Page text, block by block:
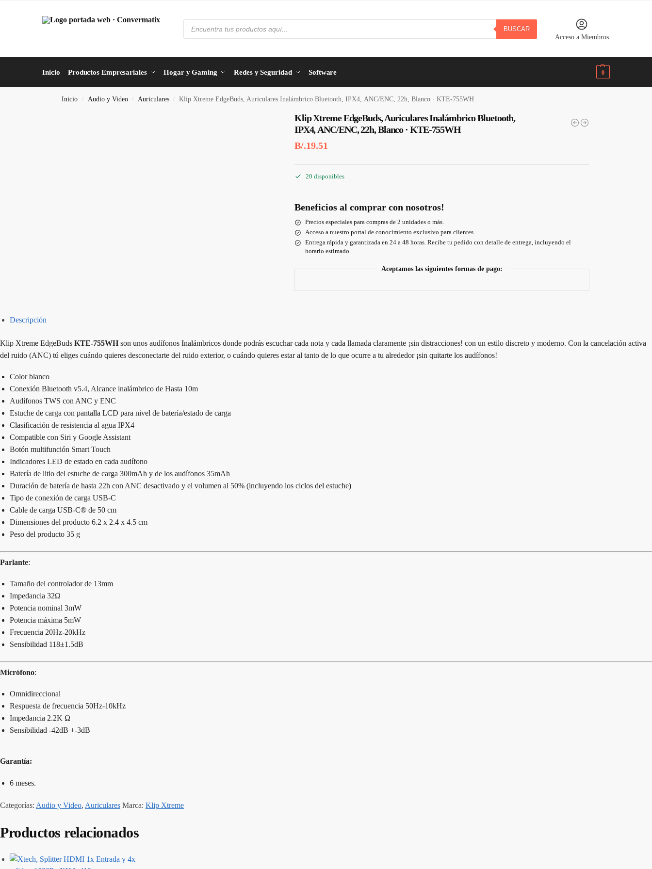
BUSCAR
Acceso a Miembros
Inicio Productos Empresariales Hogar y Gaming Redes y Seguridad Software 0
Inicio / Audio y Video / Auriculares / Klip Xtreme EdgeBuds, Auriculares Inalámbrico Bluetooth, IPX4, ANC/ENC, 22h, Blanco · KTE-755WH
Klip Xtreme EdgeBuds, Auriculares Inalámbrico Bluetooth,
IPX4, ANC/ENC, 22h, Blanco · KTE-755WH
B/.19.51
20 disponibles
Beneficios al comprar con nosotros!
Precios especiales para compras de 2 unidades o más.
Acceso a nuestro portal de conocimiento exclusivo para clientes
Entrega rápida y garantizada en 24 a 48 horas. Recibe tu pedido con detalle de entrega, incluyendo el
horario estimado.
Aceptamos las siguientes formas de pago:
Descripción
Klip Xtreme EdgeBuds KTE-755WHson unos audífonos Inalámbricos donde podrás escuchar cada nota y cada llamada claramente ¡sin distracciones! con un estilo discreto y moderno. Con la cancelación activa
del ruido (ANC) tú eliges cuándo quieres desconectarte del ruido exterior, o cuándo quieres estar al tanto de lo que ocurre a tu alrededor ¡sin quitarte los audífonos!
Color blanco
Conexión Bluetooth v5.4, Alcance inalámbrico de Hasta 10m
Audífonos TWS con ANC y ENC
Estuche de carga con pantalla LCD para nivel de batería/estado de carga
Clasificación de resistencia al agua IPX4
Compatible con Siri y Google Assistant
Botón multifunción Smart Touch
Indicadores LED de estado en cada audífono
Batería de litio del estuche de carga 300mAh y de los audífonos 35mAh
Duración de batería de hasta 22h con ANC desactivado y el volumen al 50% (incluyendo los ciclos del estuche)
Tipo de conexión de carga USB-C
Cable de carga USB-C® de 50 cm
Dimensiones del producto 6.2 x 2.4 x 4.5 cm
Peso del producto 35 g
Parlante:
Tamaño del controlador de 13mm
Impedancia 32Ω
Potencia nominal 3mW
Potencia máxima 5mW
Frecuencia 20Hz-20kHz
Sensibilidad 118±1.5dB
Micrófono:
Omnidireccional
Respuesta de frecuencia 50Hz-10kHz
Impedancia 2.2K Ω
Sensibilidad -42dB +-3dB
Garantía:
6 meses.
Categorías: Audio y Video, Auriculares Marca: Klip Xtreme
Productos relacionados